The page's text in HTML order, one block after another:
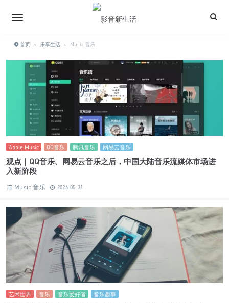
首页 › 乐享生活 › Music 音乐
Apple Music QQ音乐 腾讯音乐 网易云音乐
观点｜QQ音乐、网易云音乐之后，中国大陆音乐流媒体市场进
入新阶段
Music 音乐 2026-05-31
艺术世界 音乐 音乐爱好者 音乐趣事